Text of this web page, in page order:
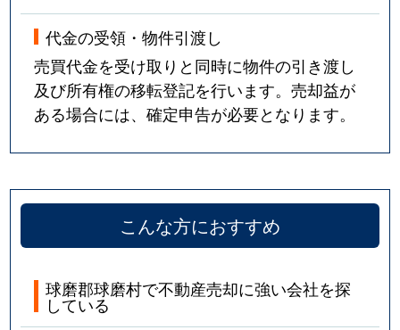
代金の受領・物件引渡し
売買代金を受け取りと同時に物件の引き渡し
及び所有権の移転登記を行います。売却益が
ある場合には、確定申告が必要となります。
こんな方におすすめ
球磨郡球磨村で不動産売却に強い会社を探
している